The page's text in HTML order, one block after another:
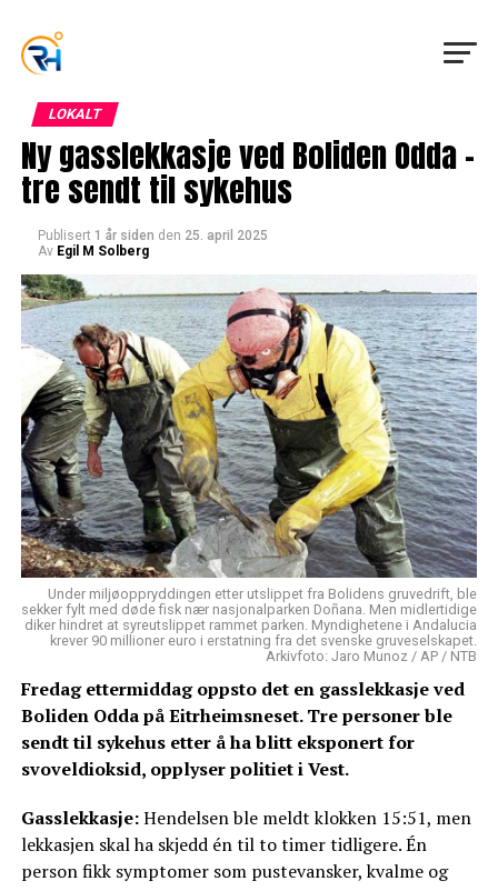
LOKALT
Ny gasslekkasje ved Boliden Odda –
tre sendt til sykehus
Publisert 1 år siden den 25. april 2025
Av Egil M Solberg
Under miljøoppryddingen etter utslippet fra Bolidens gruvedrift, ble
sekker fylt med døde fisk nær nasjonalparken Doñana. Men midlertidige
diker hindret at syreutslippet rammet parken. Myndighetene i Andalucia
krever 90 millioner euro i erstatning fra det svenske gruveselskapet.
Arkivfoto: Jaro Munoz / AP / NTB
Fredag ettermiddag oppsto det en gasslekkasje ved
Boliden Odda på Eitrheimsneset. Tre personer ble
sendt til sykehus etter å ha blitt eksponert for
svoveldioksid, opplyser politiet i Vest.
Gasslekkasje:Hendelsen ble meldt klokken 15:51, men
lekkasjen skal ha skjedd én til to timer tidligere. Én
person fikk symptomer som pustevansker, kvalme og